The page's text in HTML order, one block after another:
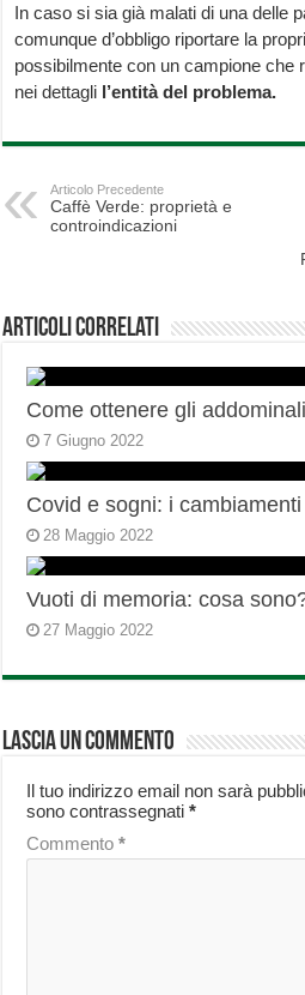
In caso si sia già malati di una delle
comunque d’obbligo riportare la
possibilmente con un campione che
nei dettagli l’entità del problema.
Articolo Precedente
Caffè Verde: proprietà e
controindicazioni
Articoli correlati
Come ottenere gli
7 Giugno 2022
Covid e sogni: i cambiamenti
28 Maggio 2022
Vuoti di memoria: cosa
27 Maggio 2022
Lascia un commento
Il tuo indirizzo email non sarà
sono contrassegnati*
Commento*